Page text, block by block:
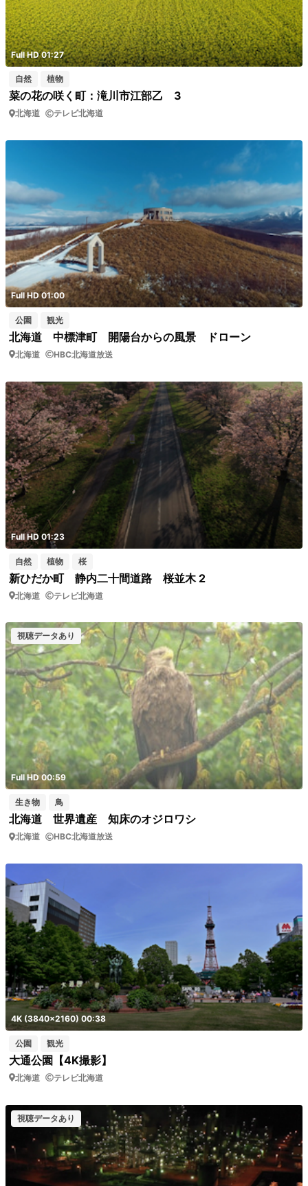
Full HD 01:27
自然 植物
菜の花の咲く町：滝川市江部乙 3
北海道 テレビ北海道
Full HD 01:00
公園 観光
北海道 中標津町 開陽台からの風景 ドローン
北海道 HBC北海道放送
Full HD 01:23
自然 植物 桜
新ひだか町 静内二十間道路 桜並木 2
北海道 テレビ北海道
視聴データあり
Full HD 00:59
生き物 鳥
北海道 世界遺産 知床のオジロワシ
北海道 HBC北海道放送
4K (3840x2160) 00:38
公園 観光
大通公園【4K撮影】
北海道 テレビ北海道
視聴データあり